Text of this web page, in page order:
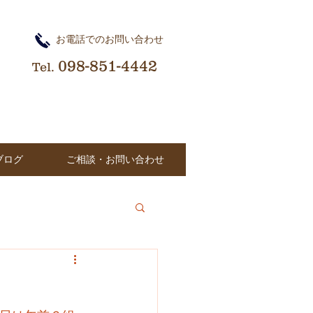
​お電話でのお問い合わせ
Tel. 098-851-4442
ログ ご相談・お問い合わせ